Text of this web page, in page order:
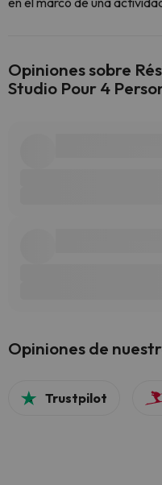
Opiniones sobre
Studio Pour 4
Opiniones de
Trustpilot